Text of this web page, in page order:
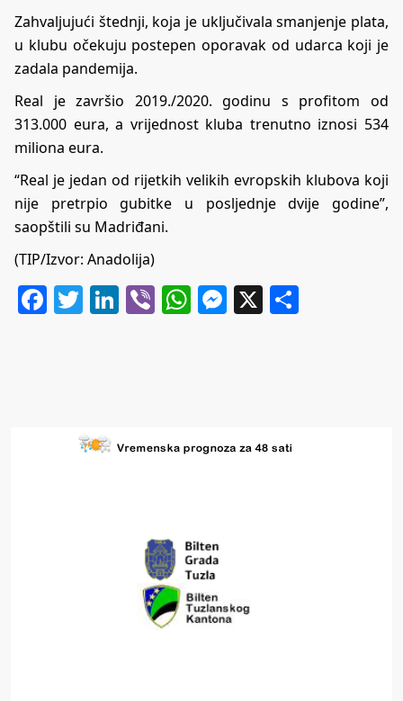
Zahvaljujući štednji, koja je uključivala smanjenje plata,
u klubu očekuju postepen oporavak od udarca koji je
zadala pandemija.
Real je završio 2019./2020. godinu s profitom od
313.000 eura, a vrijednost kluba trenutno iznosi 534
miliona eura.
“Real je jedan od rijetkih velikih evropskih klubova koji
nije pretrpio gubitke u posljednje dvije godine”,
saopštili su Madriđani.
(TIP/Izvor: Anadolija)
Facebook
Twitter
LinkedIn
ViberWhatsApp
Messenger
X